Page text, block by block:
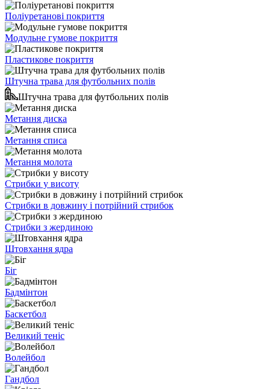
Поліуретанові покриття
Модульне гумове покриття
Пластикове покриття
Штучна трава для футбольних полів
Штучна трава для футбольних полів
Метання диска
Метання списа
Метання молота
Стрибки у висоту
Стрибки в довжину і потрійний стрибок
Стрибки з жердиною
Штовхання ядра
Біг
Бадмінтон
Баскетбол
Великий теніс
Волейбол
Гандбол